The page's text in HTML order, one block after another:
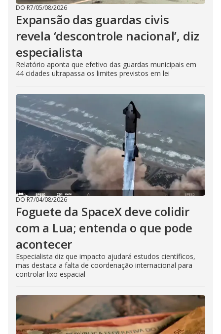
DO R7/05/08/2026
Expansão das guardas civis
revela ‘descontrole nacional’, diz
especialista
Relatório aponta que efetivo das guardas municipais em
44 cidades ultrapassa os limites previstos em lei
DO R7/04/08/2026
Foguete da SpaceX deve colidir
com a Lua; entenda o que pode
acontecer
Especialista diz que impacto ajudará estudos científicos,
mas destaca a falta de coordenação internacional para
controlar lixo espacial